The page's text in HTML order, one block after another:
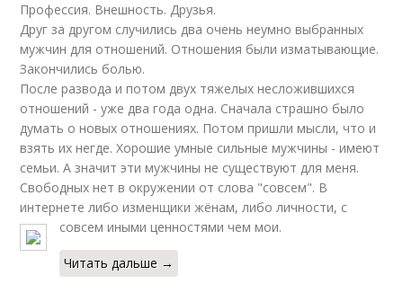
Профессия. Внешность. Друзья.
Друг за другом случились два очень неумно выбранных
мужчин для отношений. Отношения были изматывающие.
Закончились болью.
После развода и потом двух тяжелых несложившихся
отношений - уже два года одна. Сначала страшно было
думать о новых отношениях. Потом пришли мысли, что и
взять их негде. Хорошие умные сильные мужчины - имеют
семьи. А значит эти мужчины не существуют для меня.
Свободных нет в окружении от слова "совсем". В
интернете либо изменщики жёнам, либо личности, с
совсем иными ценностями чем мои.
Читать дальше →